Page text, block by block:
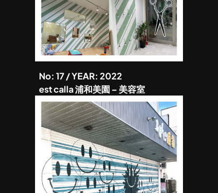
No: 17 / YEAR: 2022
est calla 浦和美園 – 美容室